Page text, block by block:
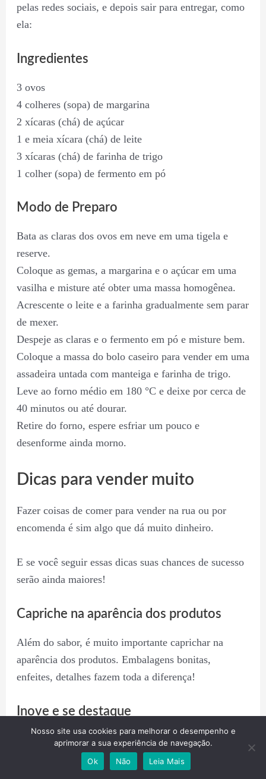
pelas redes sociais, e depois sair para entregar, como
ela:
Ingredientes
3 ovos
4 colheres (sopa) de margarina
2 xícaras (chá) de açúcar
1 e meia xícara (chá) de leite
3 xícaras (chá) de farinha de trigo
1 colher (sopa) de fermento em pó
Modo de Preparo
Bata as claras dos ovos em neve em uma tigela e
reserve.
Coloque as gemas, a margarina e o açúcar em uma
vasilha e misture até obter uma massa homogênea.
Acrescente o leite e a farinha gradualmente sem parar
de mexer.
Despeje as claras e o fermento em pó e misture bem.
Coloque a massa do bolo caseiro para vender em uma
assadeira untada com manteiga e farinha de trigo.
Leve ao forno médio em 180 °C e deixe por cerca de
40 minutos ou até dourar.
Retire do forno, espere esfriar um pouco e
desenforme ainda morno.
Dicas para vender muito
Fazer coisas de comer para vender na rua ou por
encomenda é sim algo que dá muito dinheiro.
E se você seguir essas dicas suas chances de sucesso
serão ainda maiores!
Capriche na aparência dos produtos
Além do sabor, é muito importante caprichar na
aparência dos produtos. Embalagens bonitas,
enfeites, detalhes fazem toda a diferença!
Inove e se destaque
Que tal inovar, fazendo produtos diferenciados… em
formatos diferentes, cores diferentes, embalagens
Nosso site usa cookies para melhorar o desempenho e
aprimorar a sua experiência de navegação.
Ok
Não Leia Mais